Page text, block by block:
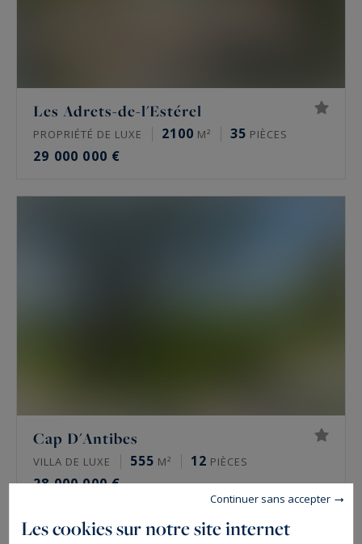
Les Adrets-de-l'Estérel
PROPRIÉTÉ DE LUXE 2100 M² 35 PIÈCES
29 000 000 €
Cap D'Antibes
VILLA DE LUXE 555 M² 12 PIÈCES
28 000 000 €
Les cookies sur notre site internet
Continuer sans accepter